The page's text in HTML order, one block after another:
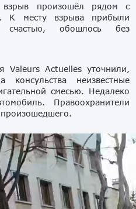
произошёл рядом с
К месту взрыва прибыли
обошлось без
Valeurs Actuelles уточнили,
неизвестные
смесью. Недалеко
Правоохранители
произошедшего.